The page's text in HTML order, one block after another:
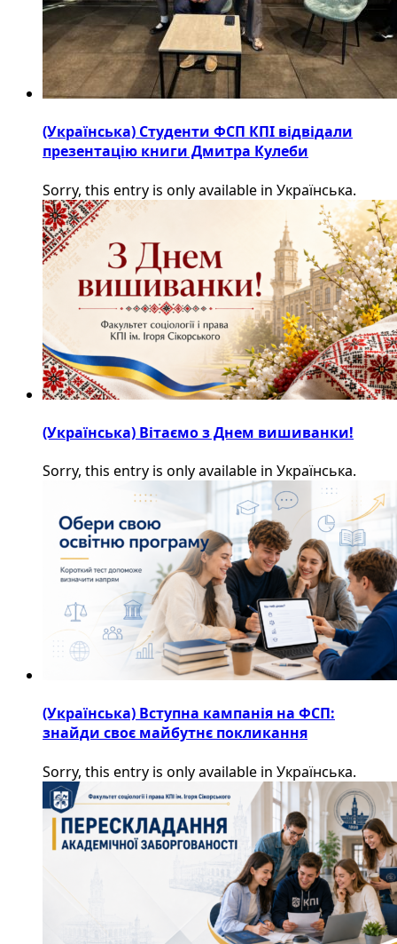
(Українська) Студенти ФСП КПІ відвідали
презентацію книги Дмитра Кулеби
Sorry, this entry is only available in Українська.
(Українська) Вітаємо з Днем вишиванки!
Sorry, this entry is only available in Українська.
(Українська) Вступна кампанія на ФСП:
знайди своє майбутнє покликання
Sorry, this entry is only available in Українська.